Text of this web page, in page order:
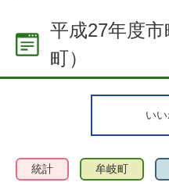
平成27年度
町）
いい
統計 牟岐町